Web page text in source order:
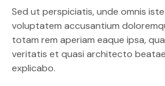
Sed ut perspiciatis, unde omnis
voluptatem accusantium
totam rem aperiam eaque ipsa,
veritatis et quasi architecto
explicabo.